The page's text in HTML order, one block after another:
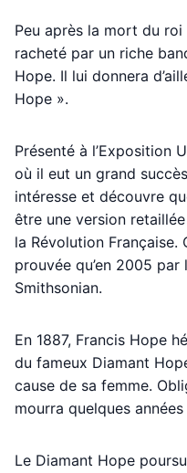
Peu après la mort du
racheté par un riche
Hope. Il lui donnera
Hope ».
Présenté à l’Exposition
où il eut un grand
intéresse et découvre
être une version
la Révolution Française.
prouvée qu’en 2005
Smithsonian.
En 1887, Francis Hope
du fameux Diamant
cause de sa femme.
mourra quelques
Le Diamant Hope